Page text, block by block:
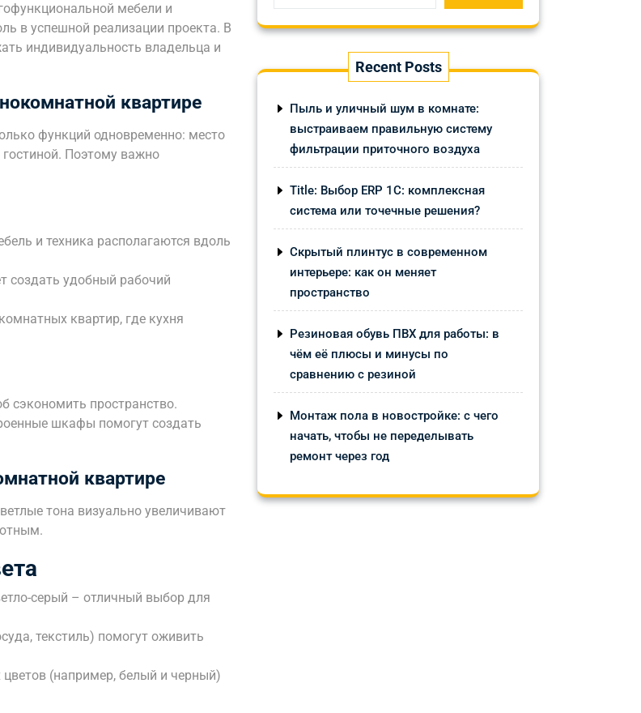
мебели и
в успешной реализации проекта. В
индивидуальность владельца и
квартире
функций одновременно: место
Поэтому важно
и техника располагаются вдоль
создать удобный рабочий
квартир, где кухня
сэкономить пространство.
шкафы помогут создать
квартире
тона визуально увеличивают
серый – отличный выбор для
текстиль) помогут оживить
(например, белый и черный)
Recent Posts
Пыль и уличный шум в комнате:
выстраиваем правильную систему
фильтрации приточного воздуха
Title: Выбор ERP 1С: комплексная
система или точечные решения?
Скрытый плинтус в современном
интерьере: как он меняет
пространство
Резиновая обувь ПВХ для работы: в
чём её плюсы и минусы по
сравнению с резиной
Монтаж пола в новостройке: с чего
начать, чтобы не переделывать
ремонт через год